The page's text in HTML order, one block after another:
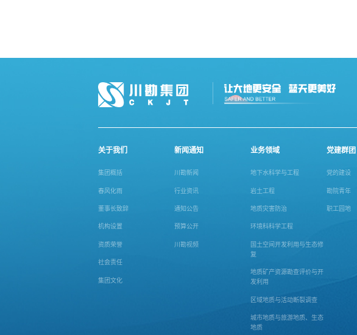
关于我们
集团概括
春风化雨
董事长致辞
机构设置
资质荣誉
社会责任
集团文化
新闻通知
川勘新闻
行业资讯
通知公告
预算公开
川勘视频
业务领域
地下水科学与工程
岩土工程
地质灾害防治
环境科科学工程
国土空间开发利用与生态修
复
地质矿产资源勘查评价与开
发利用
区域地质与活动断裂调查
城市地质与旅游地质、生态
地质
党建群团
党的建设
勘院青年
职工园地